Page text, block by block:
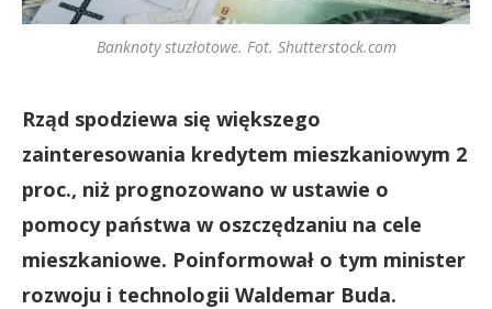
Banknoty stuzłotowe. Fot. Shutterstock.com
Rząd spodziewa się większego
zainteresowania kredytem mieszkaniowym 2
proc., niż prognozowano w ustawie o
pomocy państwa w oszczędzaniu na cele
mieszkaniowe. Poinformował o tym minister
rozwoju i technologii Waldemar Buda.